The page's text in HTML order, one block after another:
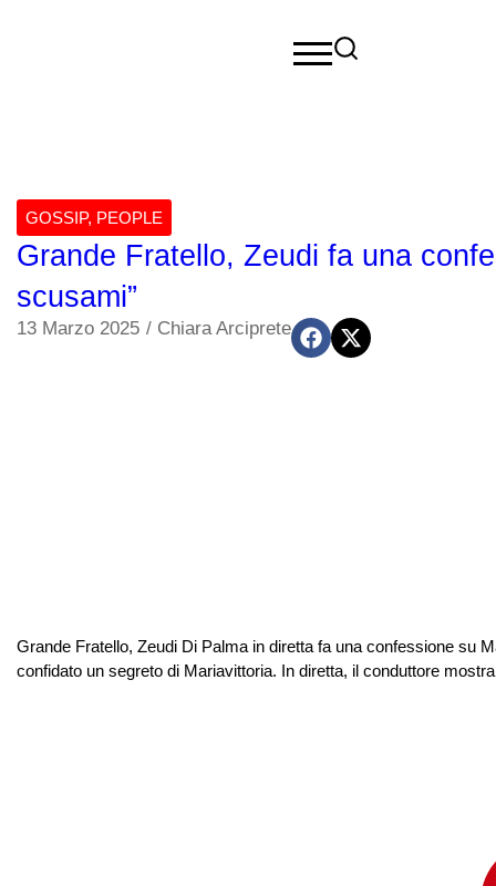
GOSSIP, PEOPLE
Grande Fratello, Zeudi fa una
scusami”
13 Marzo 2025 / Chiara Arciprete
Grande Fratello, Zeudi Di Palma in diretta fa una confessione su
confidato un segreto di Mariavittoria. In diretta, il conduttore